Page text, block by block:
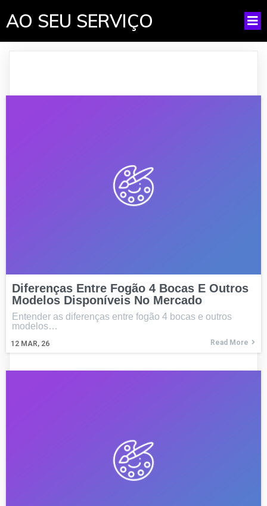
AO SEU SERVIÇO
Diferenças Entre Fogão 4 Bocas E Outros
Modelos Disponíveis No Mercado
12 MAR, 26
Entender as diferenças entre fogão 4 bocas e outros
modelos…
Read More